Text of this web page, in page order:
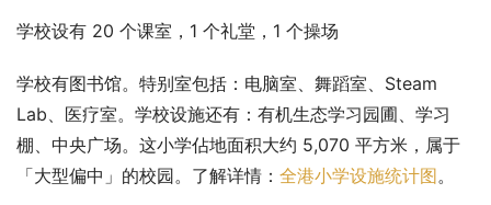
学校设有 20 个课室，1 个礼堂，1 个操场
学校有图书馆。特别室包括：电脑室、舞蹈室、Steam
Lab、医疗室。学校设施还有：有机生态学习园圃、学习
棚、中央广场。这小学佔地面积大约 5,070 平方米，属于
「大型偏中」的校园。了解详情： 全港小学设施统计图。